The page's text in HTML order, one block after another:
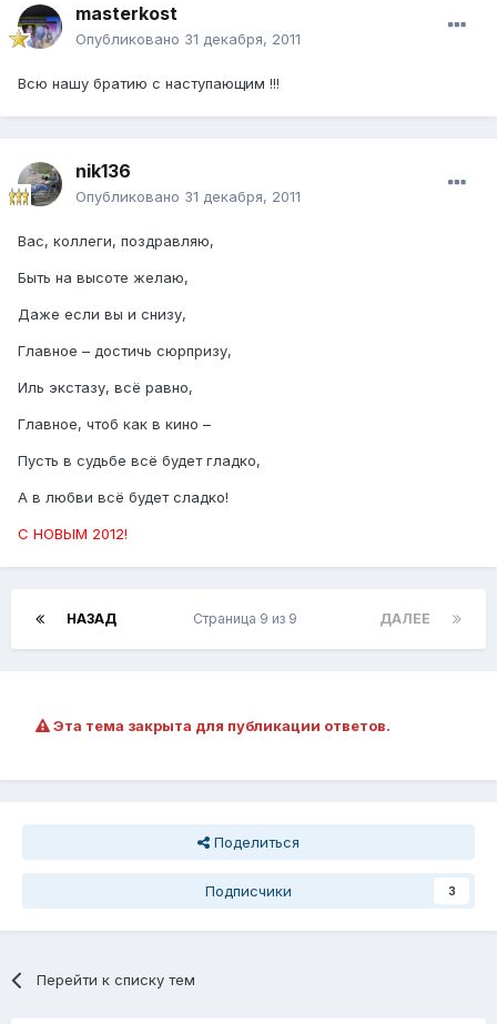
masterkost
Опубликовано 31 декабря, 2011
Всю нашу братию с наступающим !!!
nik136
Опубликовано 31 декабря, 2011
Вас, коллеги, поздравляю,
Быть на высоте желаю,
Даже если вы и снизу,
Главное – достичь сюрпризу,
Иль экстазу, всё равно,
Главное, чтоб как в кино –
Пусть в судьбе всё будет гладко,
А в любви всё будет сладко!
С НОВЫМ 2012!
НАЗАД ДАЛЕЕ
Страница 9 из 9
Эта тема закрыта для публикации ответов.
Поделиться
Подписчики 3
Перейти к списку тем